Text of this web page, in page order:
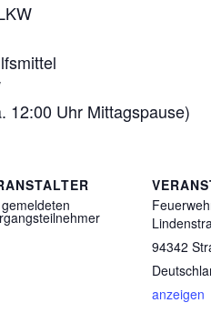
12:00 Uhr Mittagspause)
94342
anzeigen